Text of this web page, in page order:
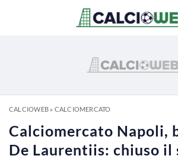
CALCIOWEB» CALCIOMERCATO
Calciomercato Napoli,
De Laurentiis: chiuso il